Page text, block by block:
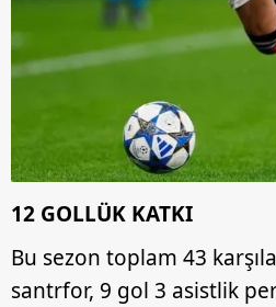
12 GOLLÜK KATKI
Bu sezon toplam 43
santrfor, 9 gol 3 asistlik